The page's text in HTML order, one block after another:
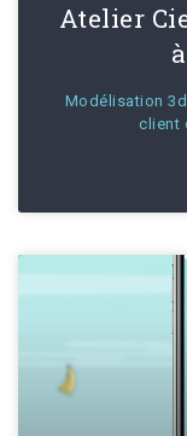
Atelier
Modélisation
client